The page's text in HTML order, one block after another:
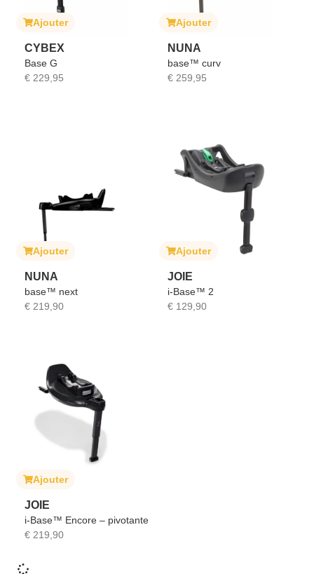
Ajouter
CYBEX
Base G
€ 229,95
Ajouter
NUNA
base™ curv
€ 259,95
Ajouter
NUNA
base™ next
€ 219,90
Ajouter
JOIE
i-Base™ 2
€ 129,90
Ajouter
JOIE
i-Base™ Encore – pivotante
€ 219,90